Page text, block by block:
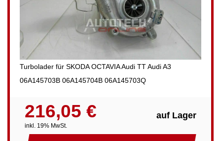
Turbolader für SKODA OCTAVIA Audi TT Audi A3
06A145703B 06A145704B 06A145703Q
216,05 €
inkl. 19% MwSt.
auf Lager